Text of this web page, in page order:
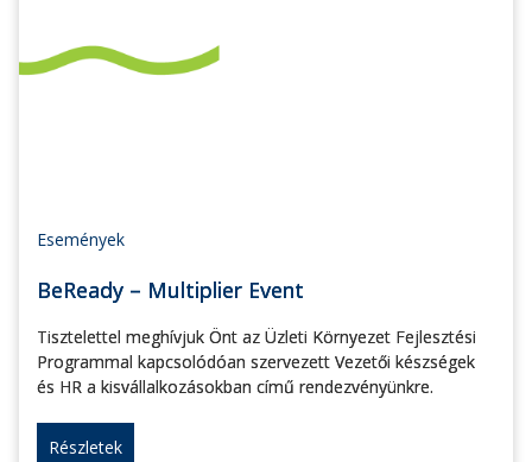
Események
BeReady – Multiplier Event
Tisztelettel meghívjuk Önt az Üzleti Környezet Fejlesztési
Programmal kapcsolódóan szervezett Vezetői készségek
és HR a kisvállalkozásokban című rendezvényünkre.
Részletek